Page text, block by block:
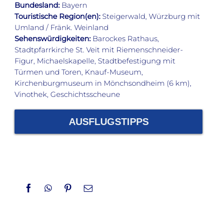
Bundesland: Bayern
Touristische Region(en): Steigerwald, Würzburg mit
Umland / Fränk. Weinland
Sehenswürdigkeiten: Barockes Rathaus,
Stadtpfarrkirche St. Veit mit Riemenschneider-
Figur, Michaelskapelle, Stadtbefestigung mit
Türmen und Toren, Knauf-Museum,
Kirchenburgmuseum in Mönchsondheim (6 km),
Vinothek, Geschichtsscheune
AUSFLUGSTIPPS
FacebookWhatsApp
PinterestEmail